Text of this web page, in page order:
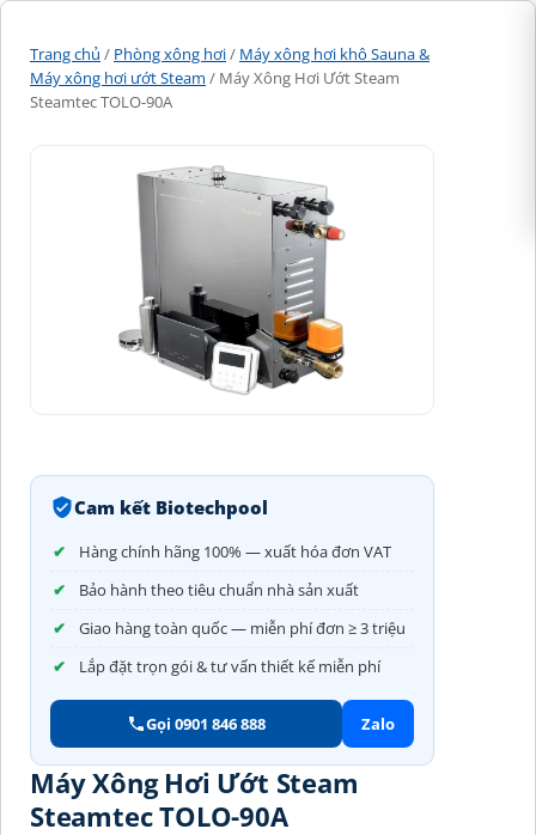
Trang chủ / Phòng xông hơi/ Máy xông hơi khô Sauna &
Máy xông hơi ướt Steam / Máy Xông Hơi Ướt Steam
Steamtec TOLO-90A
Cam kết Biotechpool
Hàng chính hãng 100% — xuất hóa đơn VAT
Bảo hành theo tiêu chuẩn nhà sản xuất
Giao hàng toàn quốc — miễn phí đơn ≥ 3 triệu
Lắp đặt trọn gói & tư vấn thiết kế miễn phí
Gọi 0901 846 888 Zalo
Máy Xông Hơi Ướt Steam
Steamtec TOLO-90A